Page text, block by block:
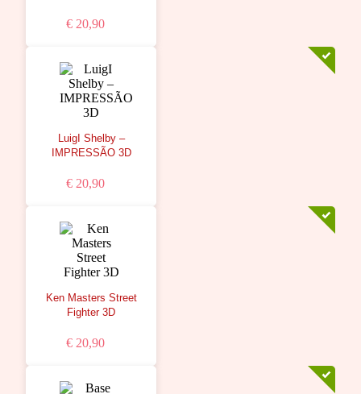
€ 20,90
LuigI Shelby –
IMPRESSÃO 3D
€ 20,90
Ken Masters Street
Fighter 3D
€ 20,90